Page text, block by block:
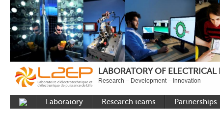
LABORATORY OF
Research – Development – Innovation
Laboratory Research teams Partnerships